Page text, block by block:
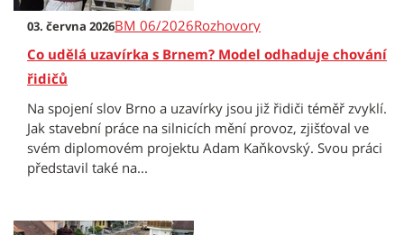
03. června 2026BM 06/2026Rozhovory
Co udělá uzavírka s Brnem? Model odhaduje chování
řidičů
Na spojení slov Brno a uzavírky jsou již řidiči téměř zvyklí.
Jak stavební práce na silnicích mění provoz, zjišťoval ve
svém diplomovém projektu Adam Kaňkovský. Svou práci
představil také na...